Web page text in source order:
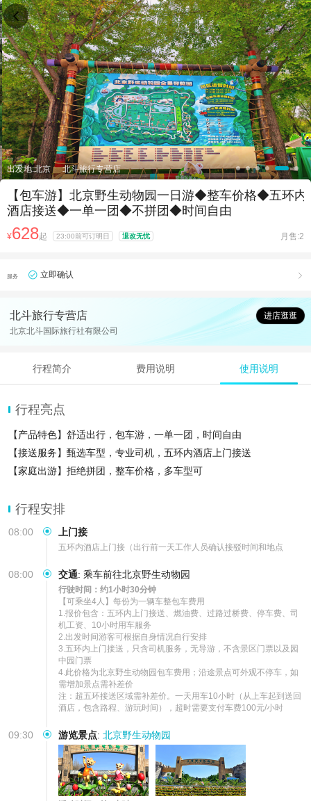
出发地:北京 北斗旅行专营店
【包车游】北京野生动物园一日游◆整车价格◆五环内
酒店接送◆一单一团◆不拼团◆时间自由
¥628起 23:00前可订明日 退改无忧 月售:2
服务 立即确认 
北斗旅行专营店
进店逛逛
北京北斗国际旅行社有限公司
行程简介 费用说明 使用说明
行程亮点
【产品特色】舒适出行，包车游，一单一团，时间自由
【接送服务】甄选车型，专业司机，五环内酒店上门接送
【家庭出游】拒绝拼团，整车价格，多车型可
行程安排
08:00 上门接
五环内酒店上门接（出行前一天工作人员确认接驳时间和地点
08:00 交通: 乘车前往北京野生动物园
行驶时间：约1小时30分钟
【可乘坐4人】每份为一辆车整包车费用
1.报价包含：五环内上门接送、燃油费、过路过桥费、停车费、司
机工资、10小时用车服务
2.出发时间游客可根据自身情况自行安排
3.五环内上门接送，只含司机服务，无导游，不含景区门票以及园
中园门票
4.此价格为北京野生动物园包车费用；沿途景点可外观不停车，如
需增加景点需补差价
注：超五环接送区域需补差价。一天用车10小时（从上车起到送回
酒店，包含路程、游玩时间），超时需要支付车费100元/小时
09:30 游览景点: 北京野生动物园
